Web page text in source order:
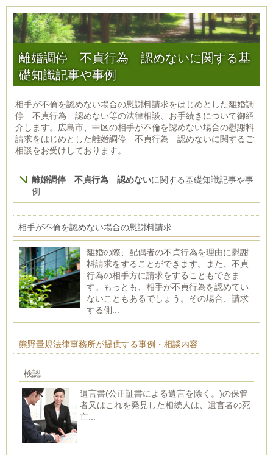
離婚調停 不貞行為 認めないに関する基
礎知識記事や事例
相手が不倫を認めない場合の慰謝料請求をはじめとした離婚調
停 不貞行為 認めない等の法律相談、お手続きについて御紹
介します。広島市、中区の相手が不倫を認めない場合の慰謝料
請求をはじめとした離婚調停 不貞行為 認めないに関するご
相談をお受けしております。
離婚調停 不貞行為 認めないに関する基礎知識記事や事
例
相手が不倫を認めない場合の慰謝料請求
離婚の際、配偶者の不貞行為を理由に慰謝
料請求をすることができます。また、不貞
行為の相手方に請求をすることもできま
す。もっとも、相手が不貞行為を認めてい
ないこともあるでしょう。その場合、請求
する側...
熊野量規法律事務所が提供する事例・相談内容
検認
遺言書(公正証書による遺言を除く。)の保管
者又はこれを発見した相続人は、遺言者の死
亡...